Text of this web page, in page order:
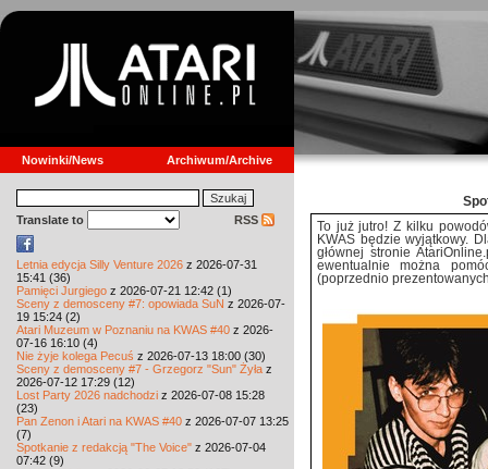
Nowinki/News Archiwum/Archive
Translate to RSS
Letnia edycja Silly Venture 2026 z 2026-07-31
15:41 (36)
Pamięci Jurgiego z 2026-07-21 12:42 (1)
Sceny z demosceny #7: opowiada SuN z 2026-07-
19 15:24 (2)
Atari Muzeum w Poznaniu na KWAS #40 z 2026-
07-16 16:10 (4)
Nie żyje kolega Pecuś z 2026-07-13 18:00 (30)
Sceny z demosceny #7 - Grzegorz "Sun" Żyła z
2026-07-12 17:29 (12)
Lost Party 2026 nadchodzi z 2026-07-08 15:28
(23)
Pan Zenon i Atari na KWAS #40 z 2026-07-07 13:25
(7)
Spotkanie z redakcją "The Voice" z 2026-07-04
07:42 (9)
To już jutro! Z kilku
KWAS będzie wyjątkowy.
głównej stronie
ewentualnie można
(poprzednio